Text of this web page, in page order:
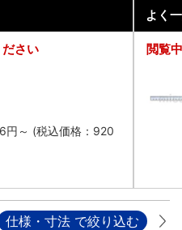
さい
円 ～ (税込価格： 920
よく
閲覧
仕様・寸法 で絞り込む